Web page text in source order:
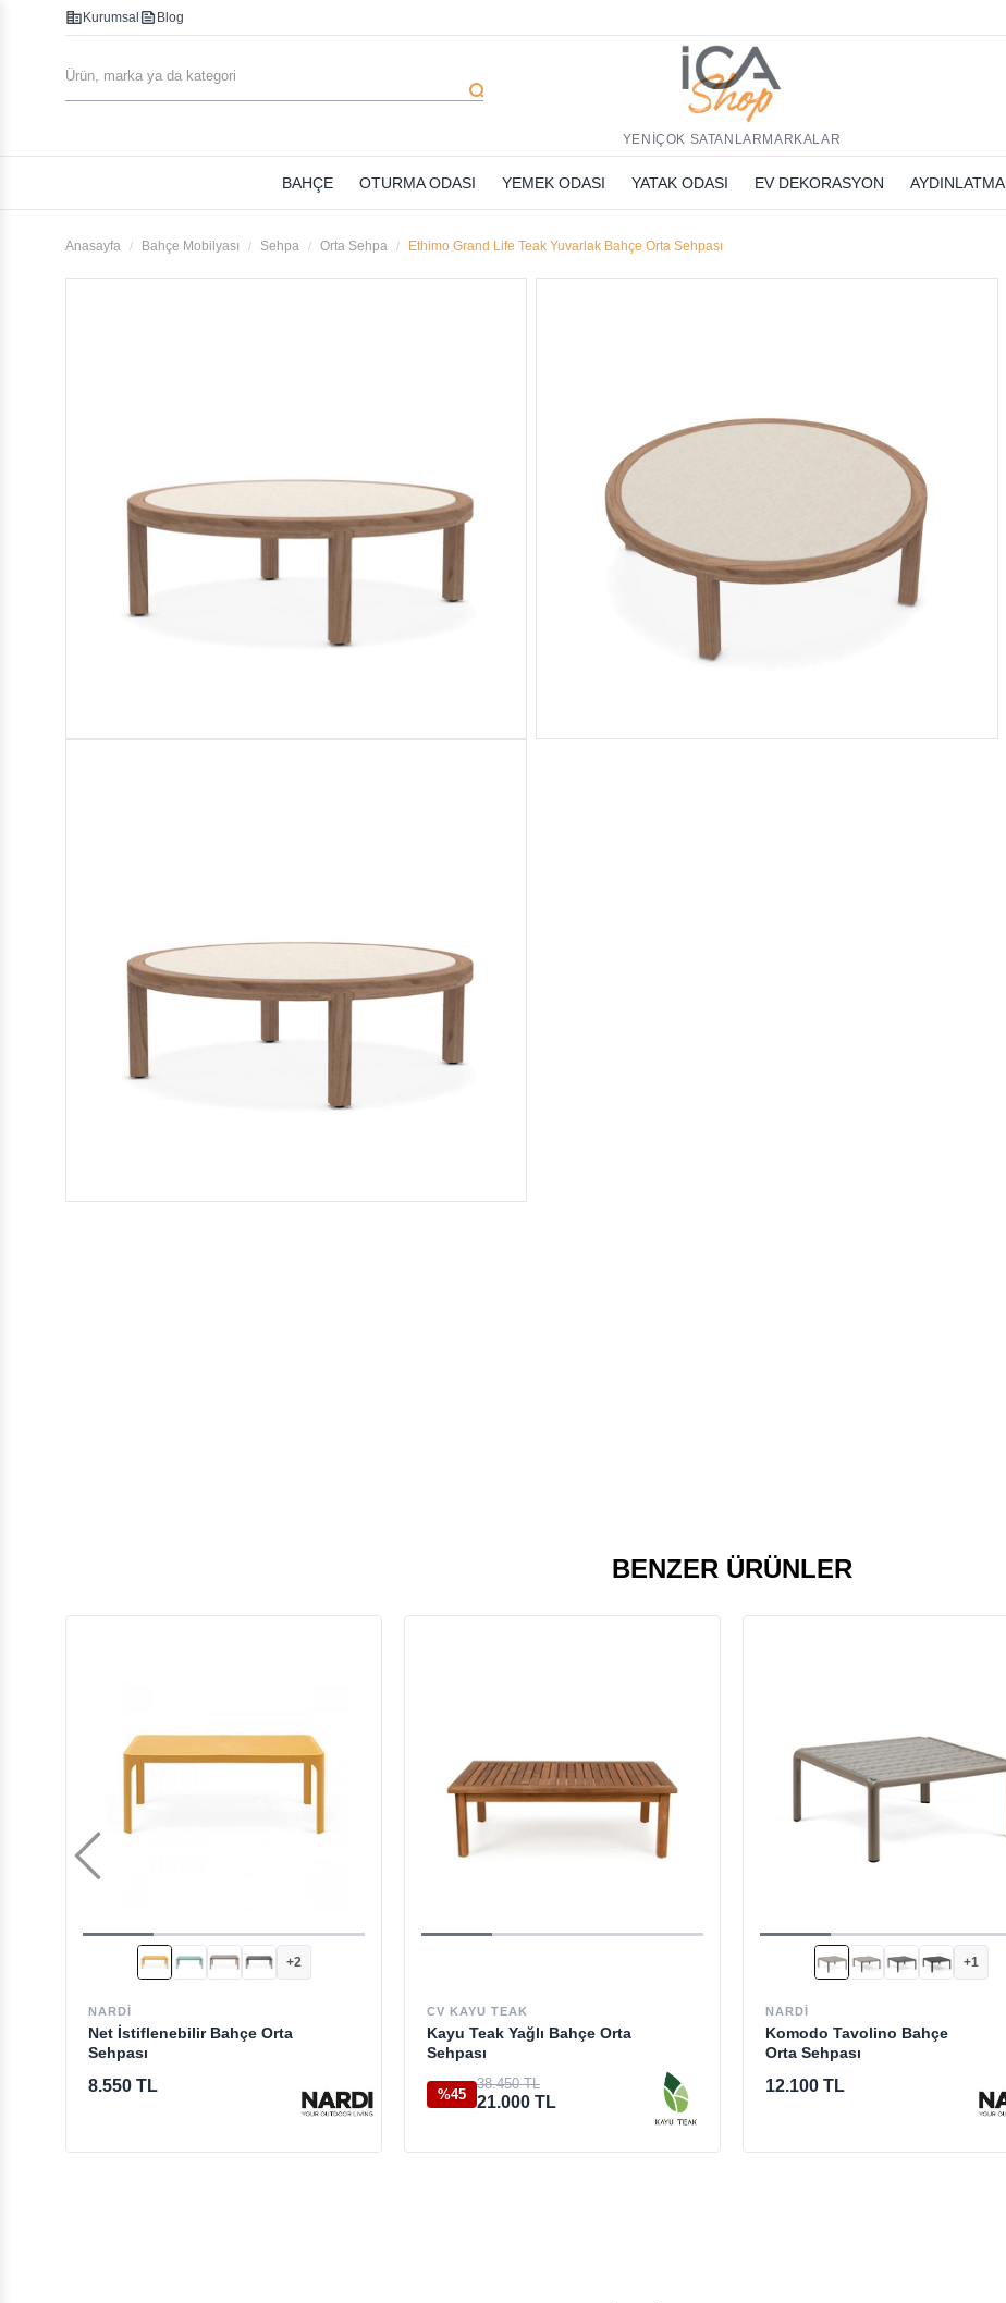
corporate_fare Kurumsal feed Blog
search
YENİÇOK SATANLAR MARKALAR
BAHÇE OTURMA ODASI YEMEK ODASI YATAK ODASI EV DEKORASYON AYDINLATMA
Anasayfa Bahçe Mobilyası Sehpa Orta Sehpa Ethimo Grand Life Teak Yuvarlak Bahçe Orta Sehpası
BENZER ÜRÜNLER
+2
NARDI
Net İstiflenebilir Bahçe Orta
Sehpası
8.550 TL
CV KAYU TEAK
Kayu Teak Yağlı Bahçe Orta
Sehpası
%45
38.450 TL
21.000 TL
+1
NARDI
Komodo Tavolino Bahçe
Orta Sehpası
12.100 TL